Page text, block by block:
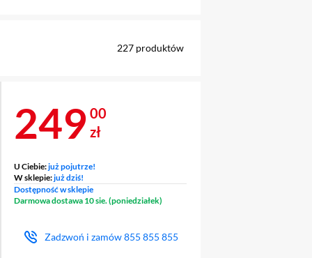
element 1 z 11
227 produktów
Cena 249 zł
249 00
zł
U Ciebie:już pojutrze!
W sklepie:już dziś!
Dostępność w sklepie
Darmowa dostawa 10 sie. (poniedziałek)
Zadzwoń i zamów855 855 855